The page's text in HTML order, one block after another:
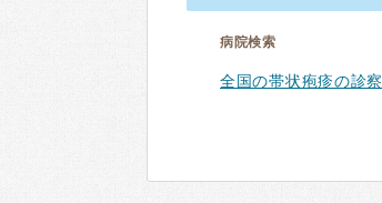
病院検索
全国の帯状疱疹の診